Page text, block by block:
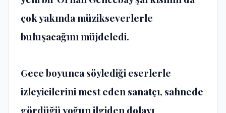
çok yakında müzikseverlerle
buluşacağını müjdeledi.
Gece boyunca söylediği eserlerle
izleyicilerini mest eden sanatçı, sahnede
gördüğü yoğun ilgiden dolayı